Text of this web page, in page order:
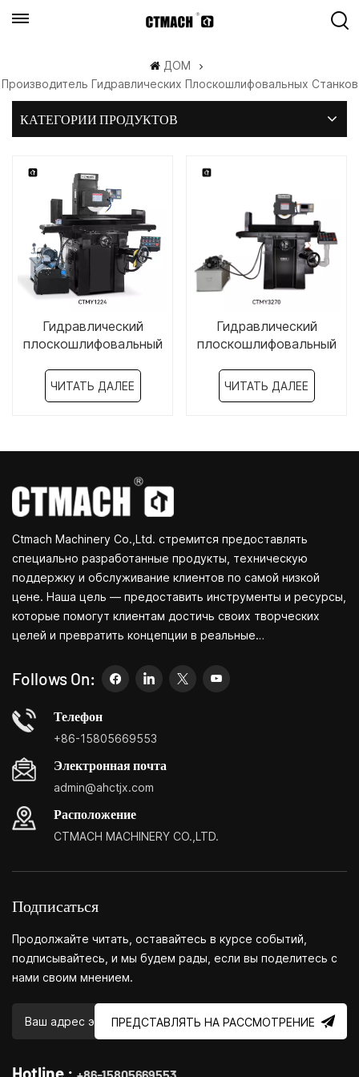
ДОМ
Производитель Гидравлических Плоскошлифовальных Станков
КАТЕГОРИИ ПРОДУКТОВ
Гидравлический
плоскошлифовальный
ЧИТАТЬ ДАЛЕЕ
Гидравлический
плоскошлифовальный
ЧИТАТЬ ДАЛЕЕ
Ctmach Machinery Co.,Ltd. стремится предоставлять
специально разработанные продукты, техническую
поддержку и обслуживание клиентов по самой низкой
цене. Наша цель — предоставить инструменты и ресурсы,
которые помогут клиентам достичь своих творческих
целей и превратить концепции в реальные
образованием, краткосрочным производством или просто
являетесь креативным предпринимателем, небольшие
станки Bite позволят вам удовлетворить ваши
потребности проще, быстрее и
настройки бытовых станков, бытовые токарные станки,
бытовые сверлильные и фрезерные станки, небольшие
многофункциональные токарные, сверлильные и
фрезерные станки.
Follows On:
Телефон
+86-15805669553
Электронная почта
admin@ahctjx.com
Расположение
CTMACH MACHINERY CO.,LTD.
Подписаться
Продолжайте читать, оставайтесь в курсе событий,
подписывайтесь, и мы будем рады, если вы поделитесь с
нами своим мнением.
ПРЕДСТАВЛЯТЬ НА РАССМОТРЕНИЕ
Hotline :